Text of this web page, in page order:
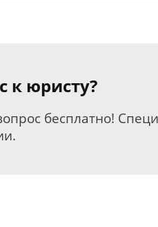
к юристу?
бесплатно!